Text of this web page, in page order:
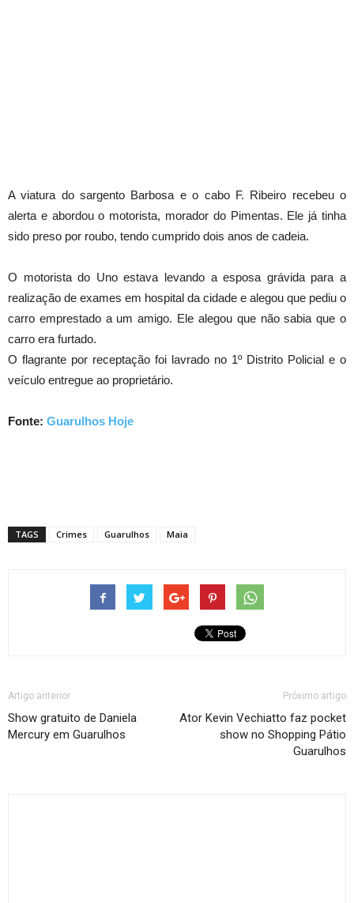
A viatura do sargento Barbosa e o cabo F. Ribeiro recebeu o
alerta e abordou o motorista, morador do Pimentas. Ele já tinha
sido preso por roubo, tendo cumprido dois anos de cadeia.
O motorista do Uno estava levando a esposa grávida para a
realização de exames em hospital da cidade e alegou que pediu o
carro emprestado a um amigo. Ele alegou que não sabia que o
carro era furtado.
O flagrante por receptação foi lavrado no 1º Distrito Policial e o
veículo entregue ao proprietário.
Fonte: Guarulhos Hoje
TAGS Crimes Guarulhos Maia
Artigo anterior
Show gratuito de Daniela
Mercury em Guarulhos
Próximo artigo
Ator Kevin Vechiatto faz pocket
show no Shopping Pátio
Guarulhos